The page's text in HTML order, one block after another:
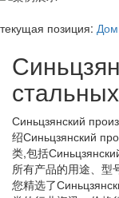
текущая позиция: Дом
Синьцзянский
绍Синьцзянский
类,包括
所有产品的用途、型
您精选了